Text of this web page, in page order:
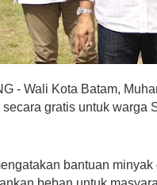
- Wali Kota Batam,
secara gratis untuk warga
bantuan